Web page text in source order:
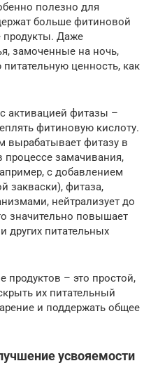
полезно для
больше фитиновой
продукты. Даже
замоченные на ночь,
ценность, как
активацией фитазы –
фитиновую кислоту.
вырабатывает фитазу в
процессе замачивания,
с добавлением
закваски), фитаза,
нейтрализует до
значительно повышает
других питательных
продуктов – это простой,
их питательный
и поддержать общее
усвояемости